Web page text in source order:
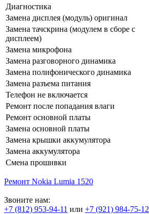
Диагностика
Замена дисплея (модуль) оригинал
Замена тачскрина (модулем в сборе с
дисплеем)
Замена микрофона
Замена разговорного динамика
Замена полифонического динамика
Замена разъема питания
Телефон не включается
Ремонт после попадания влаги
Ремонт основной платы
Замена основной платы
Замена крышки аккумулятора
Замена аккумулятора
Смена прошивки
Ремонт Nokia Lumia 1520
Звоните нам:
+7 (812) 953-94-11 или +7 (921) 984-75-12